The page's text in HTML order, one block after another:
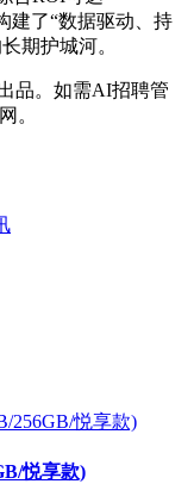
建了“数据驱动、持
期护城河。
品。如需AI招聘管
。
悦享款)